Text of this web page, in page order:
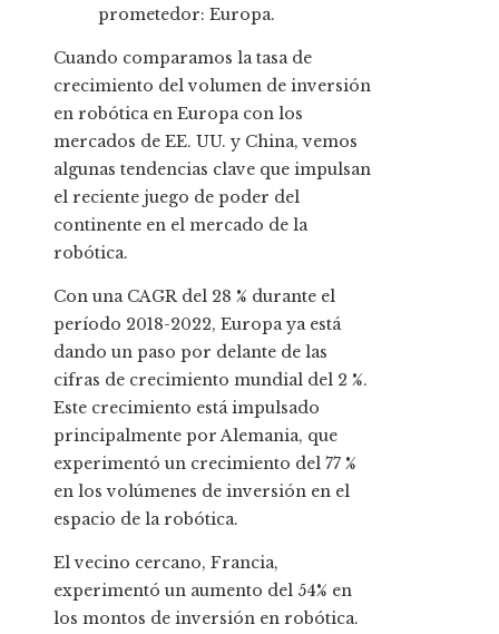
prometedor: Europa.
Cuando comparamos la tasa de
crecimiento del volumen de inversión
en robótica en Europa con los
mercados de EE. UU. y China, vemos
algunas tendencias clave que impulsan
el reciente juego de poder del
continente en el mercado de la
robótica.
Con una CAGR del 28 % durante el
período 2018-2022, Europa ya está
dando un paso por delante de las
cifras de crecimiento mundial del 2 %.
Este crecimiento está impulsado
principalmente por Alemania, que
experimentó un crecimiento del 77 %
en los volúmenes de inversión en el
espacio de la robótica.
El vecino cercano, Francia,
experimentó un aumento del 54% en
los montos de inversión en robótica.